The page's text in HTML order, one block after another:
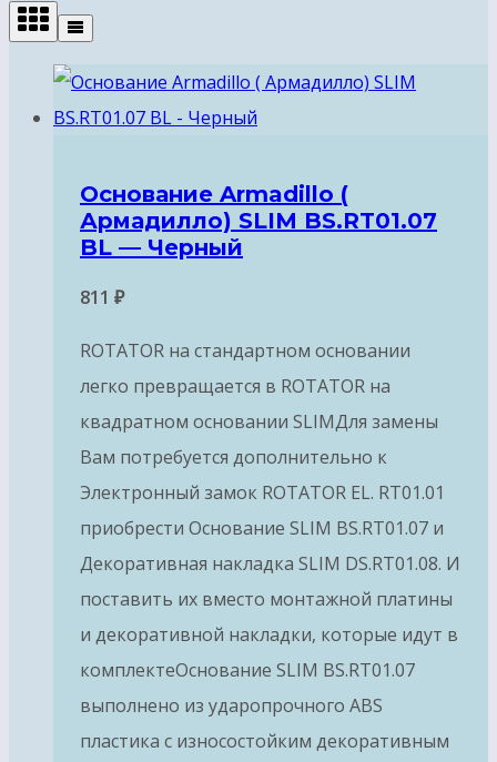
Основание Armadillo (
Армадилло) SLIM BS.RT01.07
BL — Черный
811 ₽
ROTATOR на стандартном основании
легко превращается в ROTATOR на
квадратном основании SLIMДля замены
Вам потребуется дополнительно к
Электронный замок ROTATOR EL. RT01.01
приобрести Основание SLIM BS.RT01.07 и
Декоративная накладка SLIM DS.RT01.08. И
поставить их вместо монтажной платины
и декоративной накладки, которые идут в
комплектеОснование SLIM BS.RT01.07
выполнено из ударопрочного ABS
пластика с износостойким декоративным